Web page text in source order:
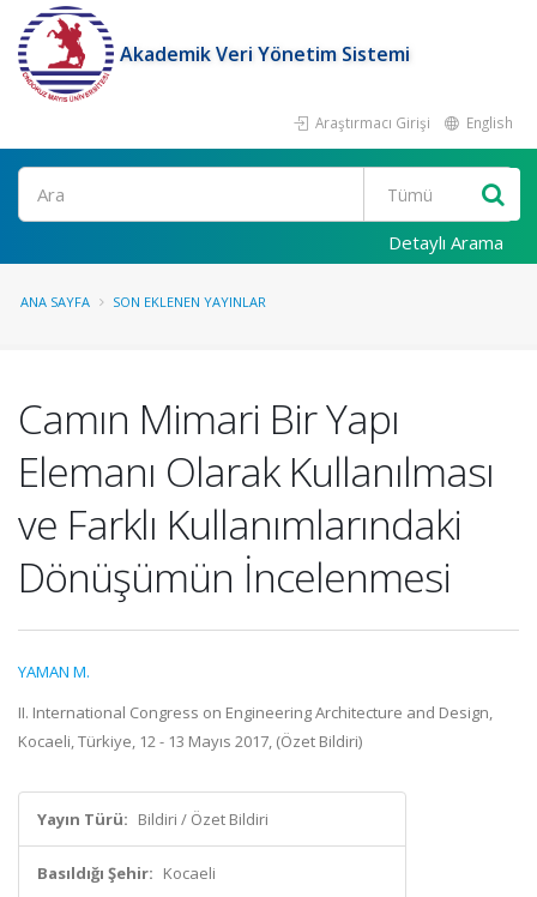
Akademik Veri Yönetim Sistemi
Araştırmacı Girişi English
Ara
Detaylı Arama
ANA SAYFA SON EKLENEN YAYINLAR
Camın Mimari Bir Yapı
Elemanı Olarak Kullanılması
ve Farklı Kullanımlarındaki
Dönüşümün İncelenmesi
YAMAN M.
II. International Congress on Engineering Architecture and Design,
Kocaeli, Türkiye, 12 - 13 Mayıs 2017, (Özet Bildiri)
Yayın Türü: Bildiri / Özet Bildiri
Basıldığı Şehir: Kocaeli